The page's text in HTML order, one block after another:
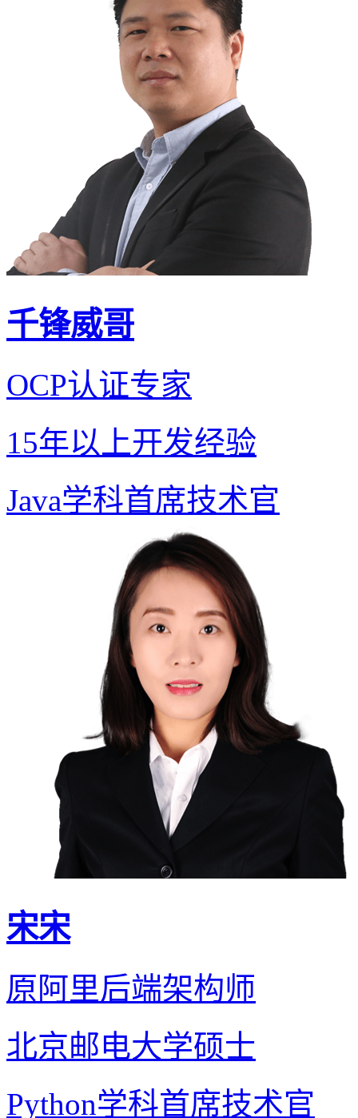
千锋威哥
OCP认证专家
15年以上开发经验
Java学科首席技术官
宋宋
原阿里后端架构师
北京邮电大学硕士
Python学科首席技术官